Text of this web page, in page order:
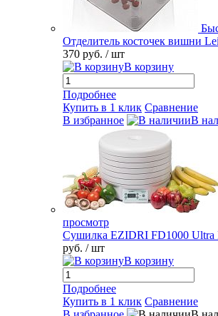
Отделитель косточек вишни
370 руб. / шт
В корзину
Подробнее
Купить в 1 клик Сравнение
В избранное
В
просмотр
Сушилка EZIDRI FD1000
руб. / шт
В корзину
Подробнее
Купить в 1 клик Сравнение